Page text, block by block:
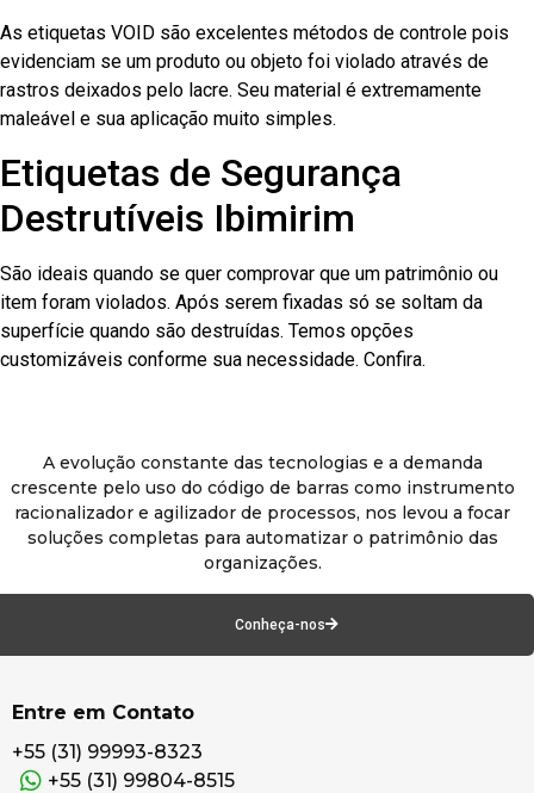
As etiquetas VOID são excelentes métodos de controle pois
evidenciam se um produto ou objeto foi violado através de
rastros deixados pelo lacre. Seu material é extremamente
maleável e sua aplicação muito simples.
Etiquetas de Segurança
Destrutíveis Ibimirim
São ideais quando se quer comprovar que um patrimônio ou
item foram violados. Após serem fixadas só se soltam da
superfície quando são destruídas. Temos opções
customizáveis conforme sua necessidade. Confira.
A evolução constante das tecnologias e a demanda
crescente pelo uso do código de barras como instrumento
racionalizador e agilizador de processos, nos levou a focar
soluções completas para automatizar o patrimônio das
organizações.
Conheça-nos
Entre em Contato
+55 (31) 99993-8323
+55 (31) 99804-8515